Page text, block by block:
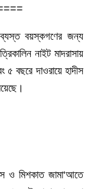
ব্যস্ত বয়স্কগণের জন্য
নাইট মাদরাসায়
৫ বছরে দাওরায়ে হাদীস
ও মিশকাত জামা‘আতে